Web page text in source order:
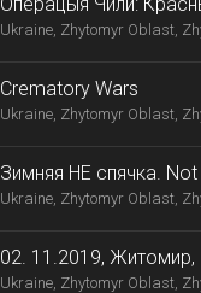
Ukraine, Zhytomyr Oblast,
Crematory Wars
Ukraine, Zhytomyr Oblast,
Зимняя НЕ спячка.
Ukraine, Zhytomyr Oblast,
02. 11.2019, Житомир,
Ukraine, Zhytomyr Oblast,